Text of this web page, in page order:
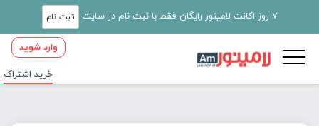
7 روز اکانت لامینور رایگان فقط با ثبت نام در سایت ثبت نام
وارد شوید
خرید اشتراک